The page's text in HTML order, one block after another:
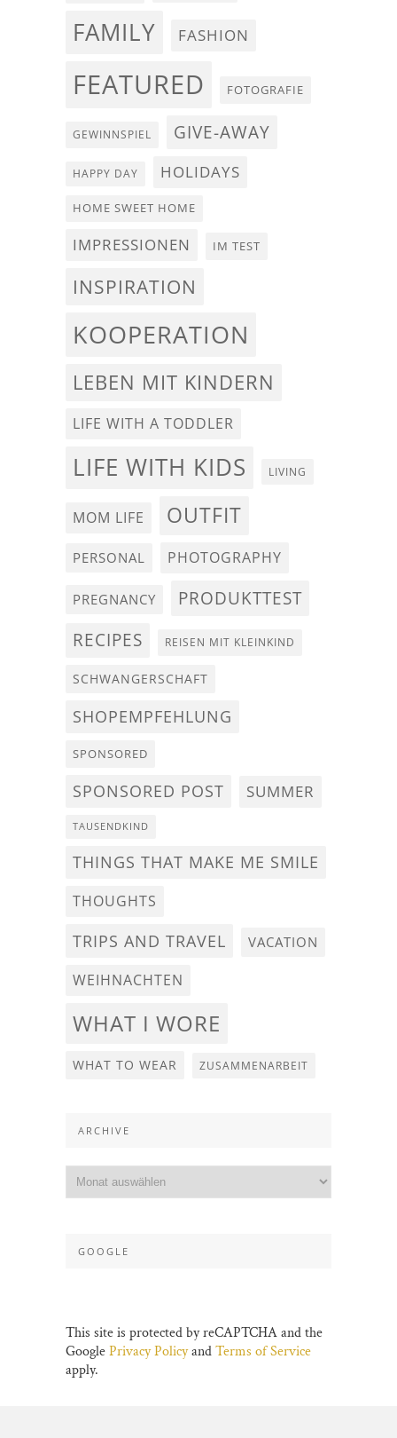
FAMILY FASHION
FEATURED FOTOGRAFIE
GEWINNSPIEL GIVE-AWAY
HAPPY DAY HOLIDAYS
HOME SWEET HOME
IMPRESSIONEN IM TEST
INSPIRATION
KOOPERATION
LEBEN MIT KINDERN
LIFE WITH A TODDLER
LIFE WITH KIDS LIVING
MOM LIFE OUTFIT
PERSONAL PHOTOGRAPHY
PREGNANCY PRODUKTTEST
RECIPES REISEN MIT KLEINKIND
SCHWANGERSCHAFT
SHOPEMPFEHLUNG
SPONSORED
SPONSORED POST SUMMER
TAUSENDKIND
THINGS THAT MAKE ME SMILE
THOUGHTS
TRIPS AND TRAVEL VACATION
WEIHNACHTEN
WHAT I WORE
WHAT TO WEAR ZUSAMMENARBEIT
ARCHIVE
GOOGLE
This site is protected by reCAPTCHA and the
GooglePrivacy PolicyandTerms of Service
apply.